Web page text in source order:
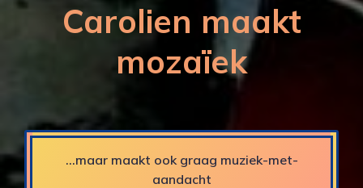
Carolien maakt
mozaïek
...maar maakt ook graag muziek-met-
aandacht